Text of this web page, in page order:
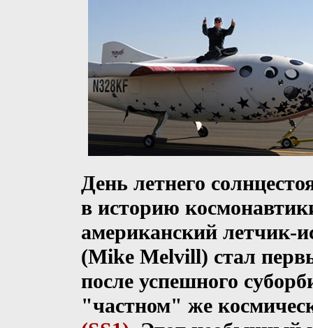
День летнего
в историю
американский
(Mike Melvill) стал
после успешного
"частном" же